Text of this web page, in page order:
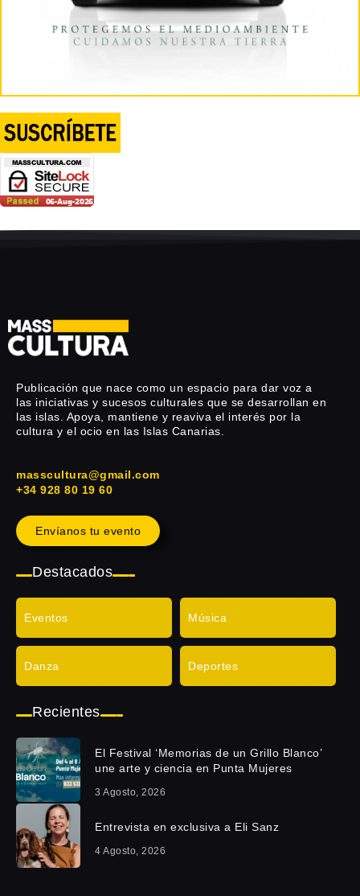
Publicación que nace como un espacio para dar voz a
las iniciativas y sucesos culturales que se desarrollan en
las islas. Apoya, mantiene y reaviva el interés por la
cultura y el ocio en las Islas Canarias.
masscultura@gmail.com
+34 928 80 19 60
Envíanos tu evento
Destacados
Eventos Música
Danza Deportes
Recientes
El Festival ‘Memorias de un Grillo Blanco’
une arte y ciencia en Punta Mujeres
3 Agosto, 2026
Entrevista en exclusiva a Eli Sanz
4 Agosto, 2026